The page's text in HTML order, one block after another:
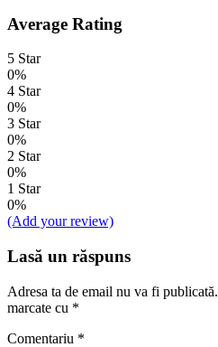
Average Rating
5 Star
0%
4 Star
0%
3 Star
0%
2 Star
0%
1 Star
0%
(Add your review)
Lasă un răspuns
Adresa ta de email nu va fi publicată.
marcate cu *
Comentariu *